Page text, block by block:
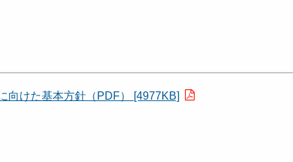
向けた基本方針（PDF） [4977KB]